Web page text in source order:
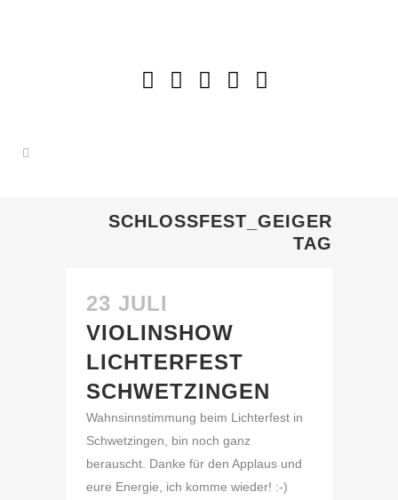
SCHLOSSFEST_GEIGER
TAG
23 JULI
VIOLINSHOW
LICHTERFEST
SCHWETZINGEN
Wahnsinnstimmung beim Lichterfest in
Schwetzingen, bin noch ganz
berauscht. Danke für den Applaus und
eure Energie, ich komme wieder! :-)